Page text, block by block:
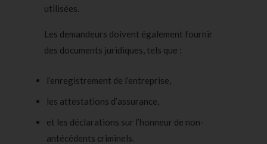
utilisées.
Les demandeurs doivent également fournir
des documents juridiques, tels que :
l’enregistrement de l’entreprise,
les attestations d’assurance,
et les déclarations sur l’honneur de non-
antécédents criminels.